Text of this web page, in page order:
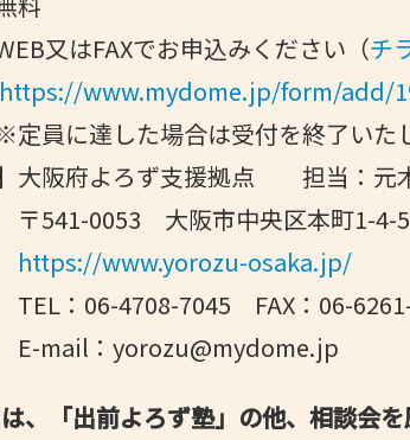
又はFAXでお申込みください（チ
https://www.mydome.jp/form/add/
達した場合は受付を終了いたし
】大阪府よろず支援拠点 担当：元
大阪市中央区本町1-4-5
https://www.yorozu-osaka.jp/
4708-7045 FAX：06-
yorozu@mydome.jp
、「出前よろず塾」の他、相談会を